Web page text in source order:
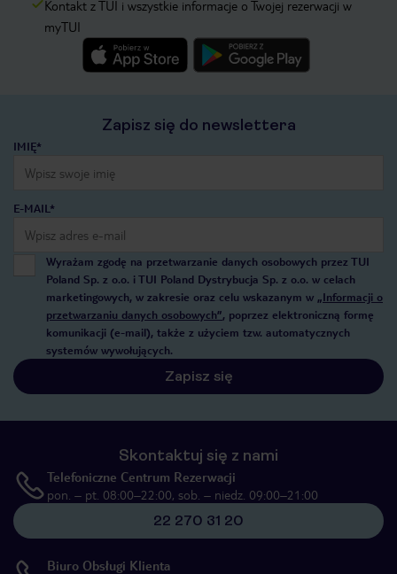
Kontakt z TUI i wszystkie informacje o Twojej rezerwacji w
myTUI
Zapisz się do newslettera
IMIĘ*
E-MAIL*
Wyrażam zgodę na przetwarzanie danych osobowych przez TUI
Poland Sp. z o.o. i TUI Poland Dystrybucja Sp. z o.o. w celach
marketingowych, w zakresie oraz celu wskazanym w „Informacji o
przetwarzaniu danych osobowych”, poprzez elektroniczną formę
komunikacji (e-mail), także z użyciem tzw. automatycznych
systemów wywołujących.
Zapisz się
Skontaktuj się z nami
Telefoniczne Centrum Rezerwacji
pon. – pt. 08:00–22:00, sob. – niedz. 09:00–21:00
22 270 31 20
Biuro Obsługi Klienta